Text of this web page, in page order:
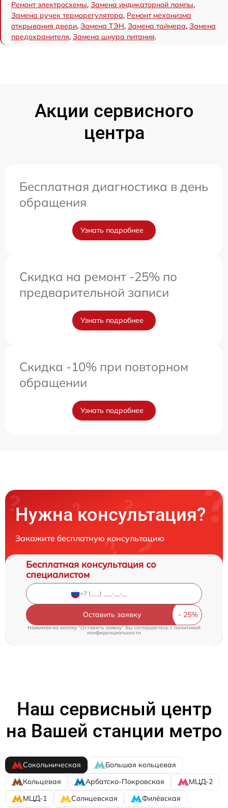
Ремонт электросхемы, Замена индикаторной лампы,
Замена ручек терморегулятора, Ремонт механизма
открывания двери, Замена ТЭН, Замена таймера, Замена
предохранителя, Замена шнура питания.
Акции сервисного
центра
Бесплатная диагностика в день
обращения
Узнать подробнее
Скидка на ремонт -25% по
предварительной записи
Узнать подробнее
Скидка -10% при повторном
обращении
Узнать подробнее
Нужна консультация?
Закажите бесплатную консультацию
Бесплатная консультация со
специалистом
Оставить заявку
Нажимая на кнопку "Оставить заявку" Вы соглашаетесь cполитикой
конфиденциальности
Наш сервисный центр
на Вашей станции метро
Сокольническая
Большая кольцевая
Кольцевая
Арбатско-Покровская
МЦД-2
МЦД-1
Солнцевская
Филёвская